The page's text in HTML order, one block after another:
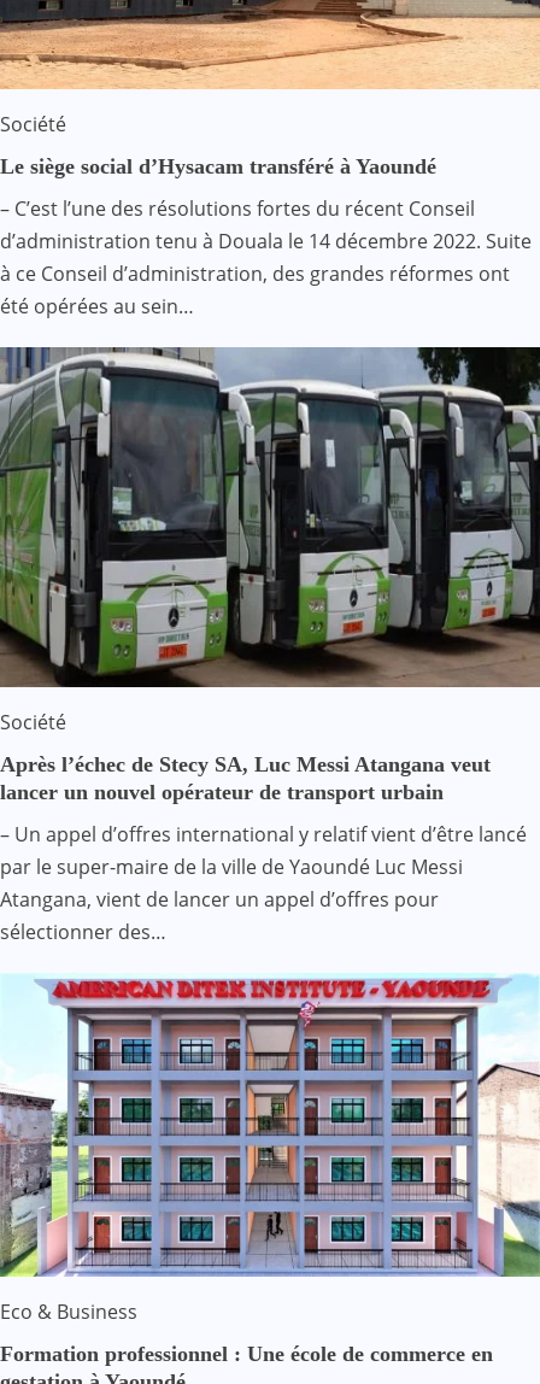
Société
Le siège social d’Hysacam transféré à Yaoundé
– C’est l’une des résolutions fortes du récent Conseil
d’administration tenu à Douala le 14 décembre 2022. Suite
à ce Conseil d’administration, des grandes réformes ont
été opérées au sein…
Société
Après l’échec de Stecy SA, Luc Messi Atangana veut
lancer un nouvel opérateur de transport urbain
– Un appel d’offres international y relatif vient d’être lancé
par le super-maire de la ville de Yaoundé Luc Messi
Atangana, vient de lancer un appel d’offres pour
sélectionner des…
Eco & Business
Formation professionnel : Une école de commerce en